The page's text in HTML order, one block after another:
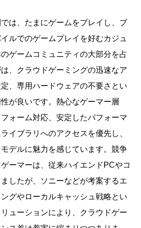
は、たまにゲームをプレイし、ブ
ルでのゲームプレイを好むカジュ
ゲームコミュニティの大部分を占
、クラウドゲーミングの迅速なア
、専用ハードウェアの不要さとい
が良いです。熱心なゲーマー層
ォーム対応、安定したパフォーマ
イブラリへのアクセスを優先し、
デルに魅力を感じています。競争
ーマーは、従来ハイエンドPCやコ
したが、ソニーなどが考案するエ
グやローカルキャッシュ戦略とい
ューションにより、クラウドゲー